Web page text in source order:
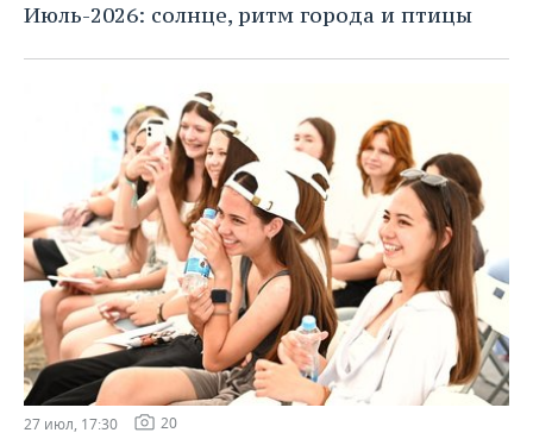
Июль-2026: солнце, ритм города и птицы
27 июл, 17:30 20